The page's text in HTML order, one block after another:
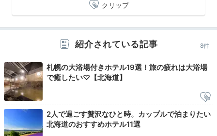
海鮮丼や自家製ポークハム、選べる卵料理やジンギスカ
めます。「クロッフル」などスイーツも充実。
sapporo_gohancha
高層階で外を眺めながら朝食。実演メニューが多く出来
立てを頂けました。カレーが絶品！ワッフルは北海道ソ
フトクリーム付き。朝から贅沢すぎました。
+7
クリップ
紹介されている記事 8件
札幌の大浴場付きホテル19選！旅の疲れは大浴場
で癒したい♡【北海道】
2人で過ごす贅沢なひと時。カップルで泊まりたい
北海道のおすすめホテル11選